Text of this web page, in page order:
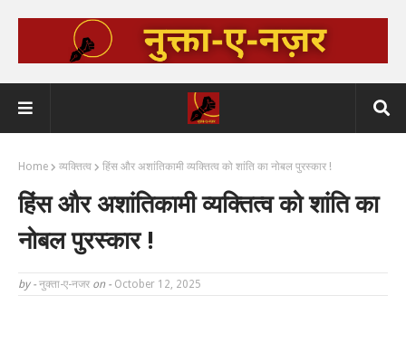
Home व्यक्तित्व हिंस और अशांतिकामी व्यक्तित्व को शांति का नोबल पुरस्कार !
हिंस और अशांतिकामी व्यक्तित्व को शांति का
नोबल पुरस्कार !
by - नुक्ता-ए-नजर on - October 12, 2025